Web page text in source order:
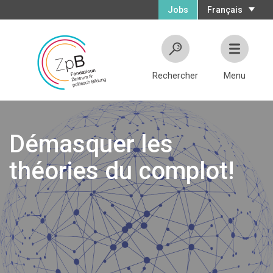
Français
Jobs
Rechercher Menu
Démasquer les
théories du complot!